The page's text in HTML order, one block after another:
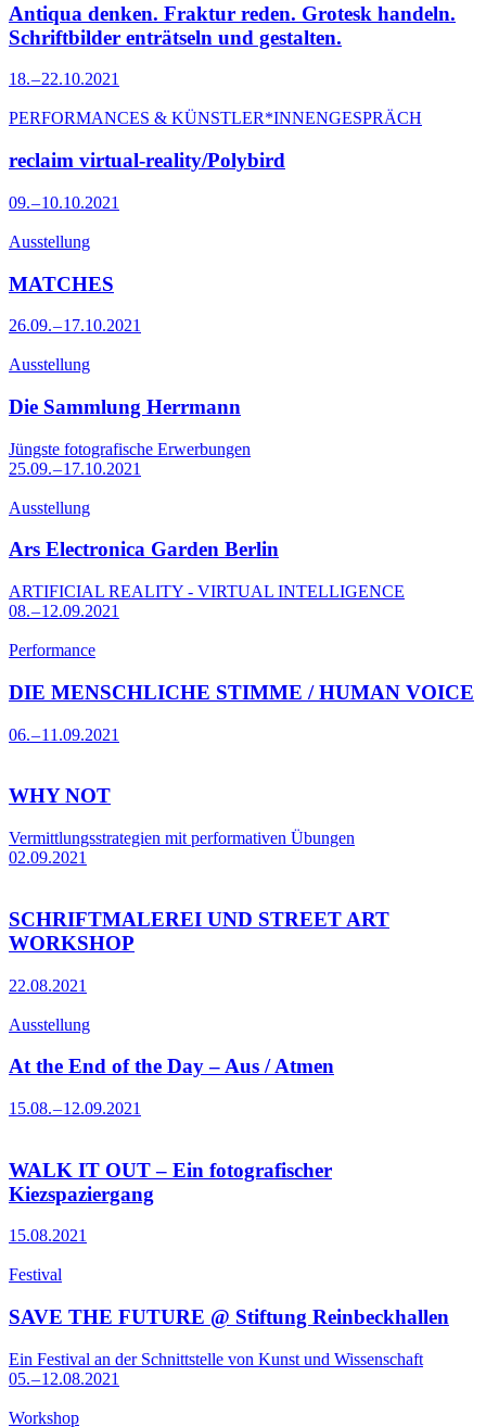
Antiqua denken. Fraktur reden. Grotesk handeln.
Schriftbilder enträtseln und gestalten.
18. – 22.10.2021
PERFORMANCES & KÜNSTLER*INNENGESPRÄCH
reclaim virtual-reality/Polybird
09. – 10.10.2021
Ausstellung
MATCHES
26.09. – 17.10.2021
Ausstellung
Die Sammlung Herrmann
Jüngste fotografische Erwerbungen
25.09. – 17.10.2021
Ausstellung
Ars Electronica Garden Berlin
ARTIFICIAL REALITY - VIRTUAL INTELLIGENCE
08. – 12.09.2021
Performance
DIE MENSCHLICHE STIMME / HUMAN VOICE
06. – 11.09.2021
WHY NOT
Vermittlungsstrategien mit performativen Übungen
02.09.2021
SCHRIFTMALEREI UND STREET ART
WORKSHOP
22.08.2021
Ausstellung
At the End of the Day – Aus / Atmen
15.08. – 12.09.2021
WALK IT OUT – Ein fotografischer
Kiezspaziergang
15.08.2021
Festival
SAVE THE FUTURE @ Stiftung Reinbeckhallen
Ein Festival an der Schnittstelle von Kunst und Wissenschaft
05. – 12.08.2021
Workshop